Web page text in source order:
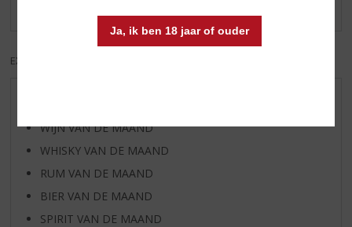
Ja, ik ben 18 jaar of ouder
EXCL. BTW
WIJN VAN DE MAAND
WHISKY VAN DE MAAND
RUM VAN DE MAAND
BIER VAN DE MAAND
SPIRIT VAN DE MAAND